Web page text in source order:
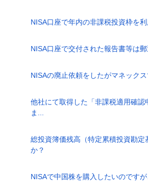
NISA口座で年内の非課税投資枠を利
NISA口座で交付された報告書等は
NISAの廃止依頼をしたがマネック
他社にて取得した「非課税適用確認
ま...
総投資簿価残高（特定累積投資勘定
か？
NISAで中国株を購入したいのですが